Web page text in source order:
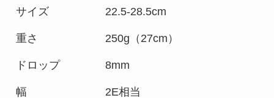
サイズ 22.5-28.5cm
重さ 250g（27cm）
ドロップ 8mm
幅
2E相当